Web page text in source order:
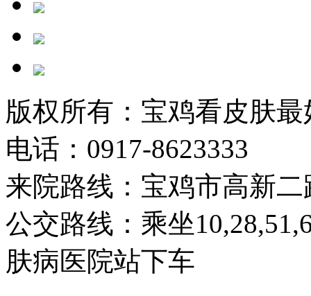
版权所有：宝鸡看皮肤
电话：0917-8623333
来院路线：宝鸡市高新二
公交路线：乘坐
肤病医院站下车